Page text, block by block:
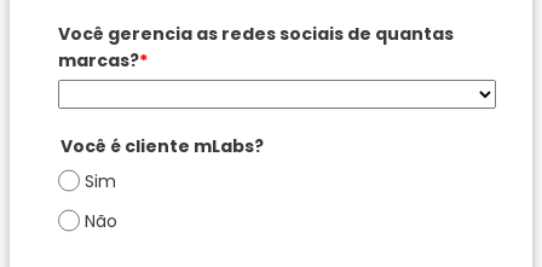
Você gerencia as redes sociais de quantas
marcas?*
Você é cliente mLabs?
Sim
Não